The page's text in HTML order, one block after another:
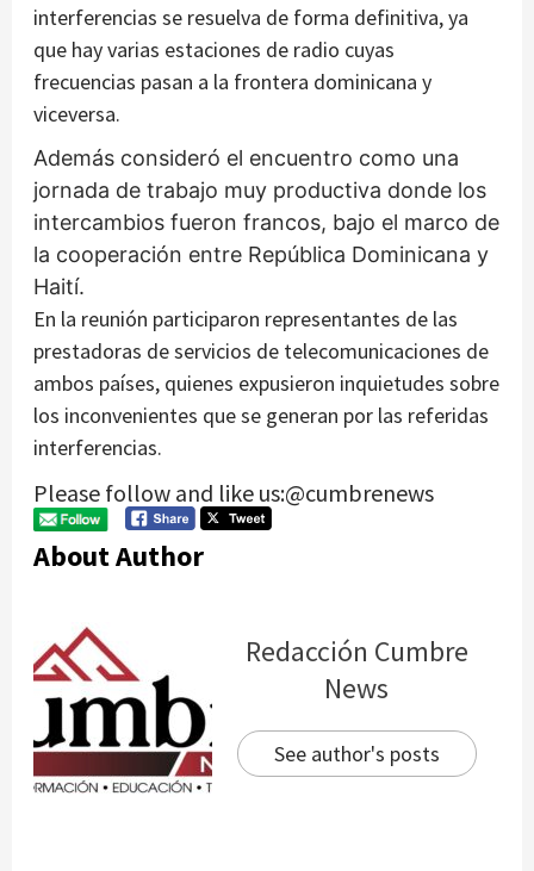
interferencias se resuelva de forma definitiva, ya
que hay varias estaciones de radio cuyas
frecuencias pasan a la frontera dominicana y
viceversa.
Además consideró el encuentro como una
jornada de trabajo muy productiva donde los
intercambios fueron francos, bajo el marco de
la cooperación entre República Dominicana y
Haití.
En la reunión participaron representantes de las
prestadoras de servicios de telecomunicaciones de
ambos países, quienes expusieron inquietudes sobre
los inconvenientes que se generan por las referidas
interferencias.
Please follow and like us:@cumbrenews
About Author
Redacción Cumbre
News
See author's posts